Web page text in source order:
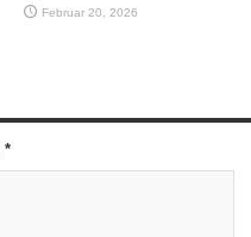
Februar 20, 2026
*